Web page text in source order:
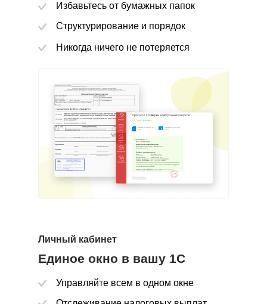
Подписывайте договоры и акты из любого места где бы
вы ни находились
Избавьтесь от бумажных папок
Структурирование и порядок
Никогда ничего не потеряется
Личный кабинет
Управляйте всем в одном окне
Единое окно в вашу 1С